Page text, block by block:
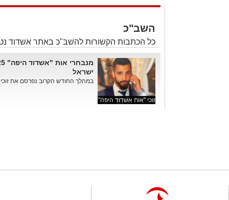
השב"כ
כל הכתבות הקשורות להשב"כ באתר אשדוד
זוכי "אות אשדוד היפה"
ישראל
במהלך החודש הקרוב נפרסם את זוכי אות